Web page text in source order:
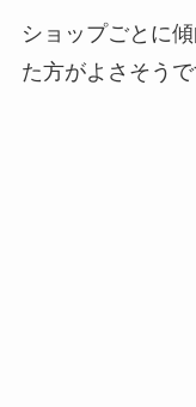
ショップごとに
た方がよさそうで